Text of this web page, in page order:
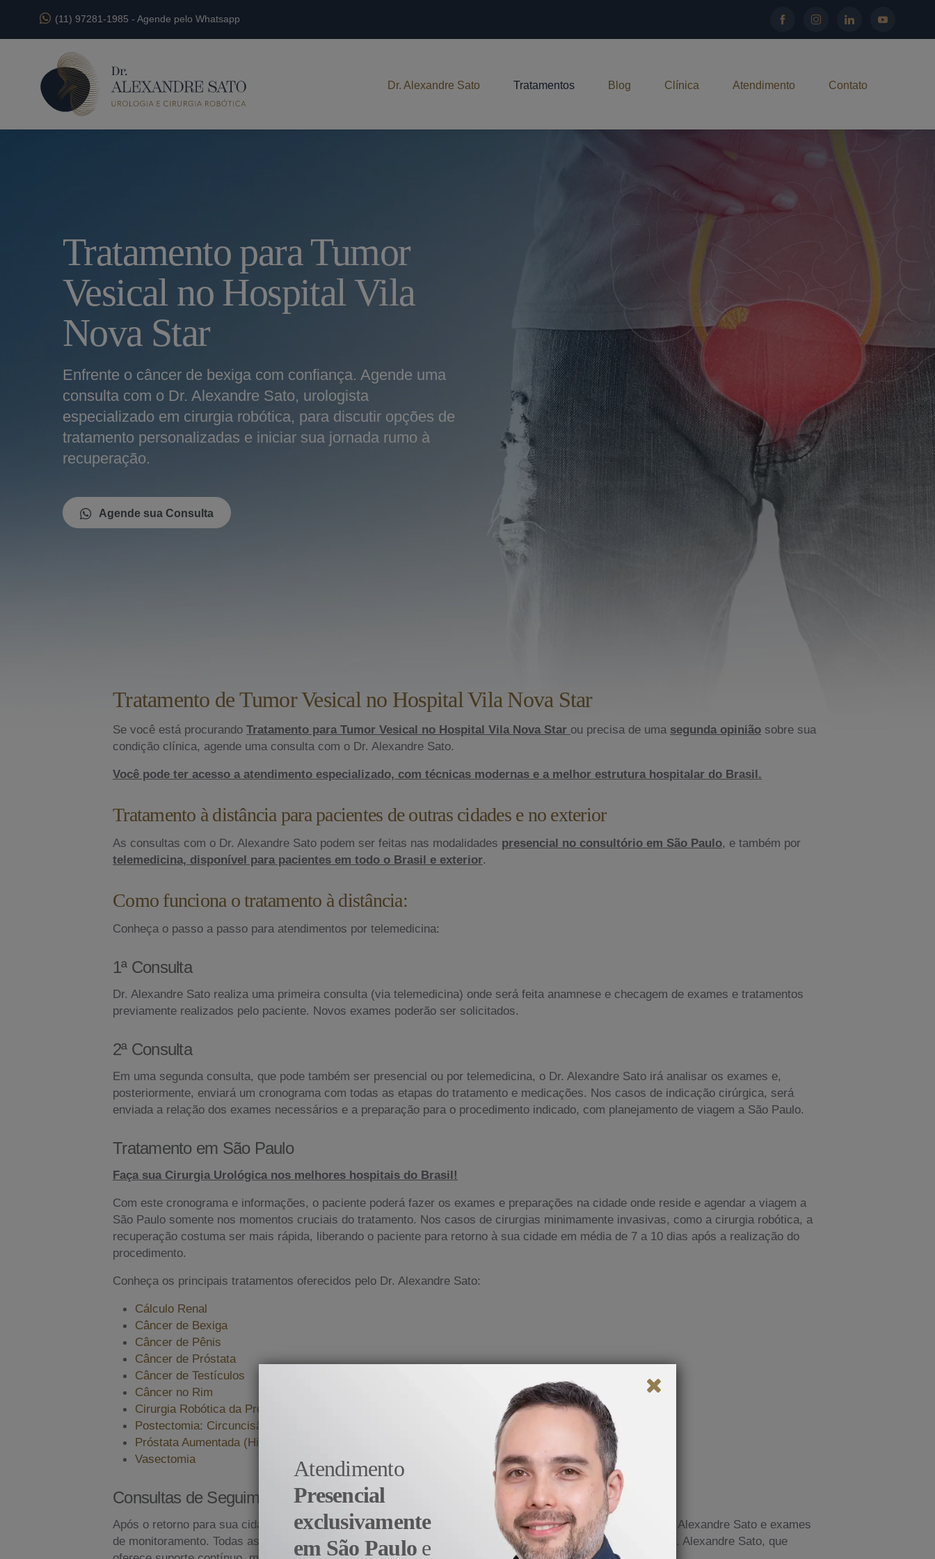
(11) 97281-1985 - Agende pelo Whatsapp
Dr. Alexandre Sato Tratamentos Blog Clínica Atendimento Contato
Tratamento para Tumor
Vesical no Hospital Vila
Nova Star
Enfrente o câncer de bexiga com confiança. Agende uma
consulta com o Dr. Alexandre Sato, urologista
especializado em cirurgia robótica, para discutir opções de
tratamento personalizadas e iniciar sua jornada rumo à
recuperação.
Agende sua Consulta
Tratamento de Tumor Vesical no Hospital Vila Nova Star
Se você está procurando Tratamento para Tumor Vesical no Hospital Vila Nova Star ou precisa de uma segunda opinião sobre sua
condição clínica, agende uma consulta com o Dr. Alexandre Sato.
Você pode ter acesso a atendimento especializado, com técnicas modernas e a melhor estrutura hospitalar do Brasil.
Tratamento à distância para pacientes de outras cidades e no exterior
As consultas com o Dr. Alexandre Sato podem ser feitas nas modalidades presencial no consultório em São Paulo, e também por
telemedicina, disponível para pacientes em todo o Brasil e exterior.
Como funciona o tratamento à distância:
Conheça o passo a passo para atendimentos por telemedicina:
1ª Consulta
Dr. Alexandre Sato realiza uma primeira consulta (via telemedicina) onde será feita anamnese e checagem de exames e tratamentos
previamente realizados pelo paciente. Novos exames poderão ser solicitados.
2ª Consulta
Em uma segunda consulta, que pode também ser presencial ou por telemedicina, o Dr. Alexandre Sato irá analisar os exames e,
posteriormente, enviará um cronograma com todas as etapas do tratamento e medicações. Nos casos de indicação cirúrgica, será
enviada a relação dos exames necessários e a preparação para o procedimento indicado, com planejamento de viagem a São Paulo.
Tratamento em São Paulo
Faça sua Cirurgia Urológica nos melhores hospitais do Brasil!
Com este cronograma e informações, o paciente poderá fazer os exames e preparações na cidade onde reside e agendar a viagem a
São Paulo somente nos momentos cruciais do tratamento. Nos casos de cirurgias minimamente invasivas, como a cirurgia robótica, a
recuperação costuma ser mais rápida, liberando o paciente para retorno à sua cidade em média de 7 a 10 dias após a realização do
procedimento.
Conheça os principais tratamentos oferecidos pelo Dr. Alexandre Sato:
Cálculo Renal
Câncer de Bexiga
Câncer de Pênis
Câncer de Próstata
Câncer de Testículos
Câncer no Rim
Cirurgia Robótica da Próstata e Cirurgias Urologicas
Postectomia: Circuncisão Masculina e Cirurgia de Fimose
Próstata Aumentada (Hiperplasia Prostática)
Vasectomia
Consultas de Seguimento
Após o retorno para sua cidade, o paciente continuará o tratamento através de consultas remotas com o Dr. Alexandre Sato e exames
de monitoramento. Todas as etapas do tratamento são acompanhadas com todo o cuidado pela equipe do Dr. Alexandre Sato, que
Atendimento
Presencial
exclusivamente
em São Paulo e